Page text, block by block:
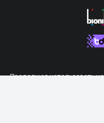
Продолжая использовать